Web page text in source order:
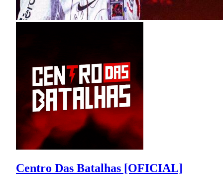
Centro Das Batalhas [OFICIAL]